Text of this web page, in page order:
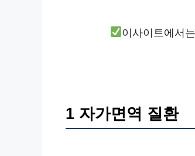
이사이트에서
1 자가면역 질환